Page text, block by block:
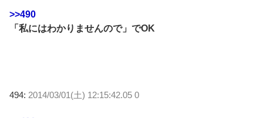
>>490
「私にはわかりませんので」でOK
494: 2014/03/01(土) 12:15:42.05 0